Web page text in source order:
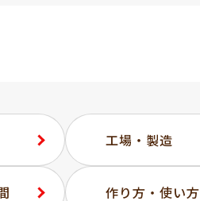
工場・製造
作り方・使い方